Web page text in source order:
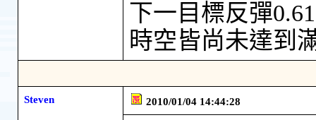
下一目標反彈
時空皆尚未達到
Steven 2010/01/04 14:44:28